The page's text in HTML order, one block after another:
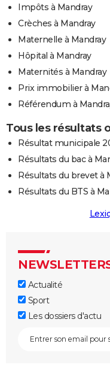
Impôts à Mandray
Crèches à Mandray
Maternelle à Mandray
Hôpital à Mandray
Maternités à Mandray
Prix immobilier à
Référendum à
Tous les résultats
Résultat municipale
Résultats du bac à
Résultats du brevet à
Résultats du BTS à
Actualité
Sport
Les dossiers d'actu